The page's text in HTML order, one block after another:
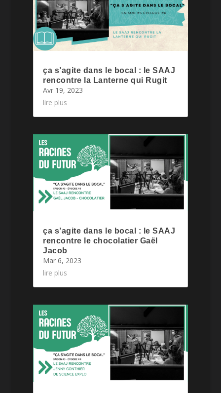
ça s’agite dans le bocal : le SAAJ
rencontre la Lanterne qui Rugit
Avr 19, 2023
lire plus
ça s’agite dans le bocal : le SAAJ
rencontre le chocolatier Gaël
Jacob
Mar 6, 2023
lire plus